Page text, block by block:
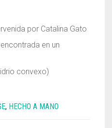
por Catalina Gato
en un
convexo)
, HECHO A MANO